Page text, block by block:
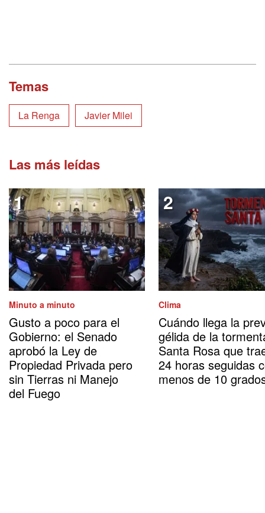
Temas
La Renga Javier Milei
Las más leídas
Minuto a minuto
Gusto a poco para el
Gobierno: el Senado
aprobó la Ley de
Propiedad Privada pero
sin Tierras ni Manejo
del Fuego
Clima
Cuándo llega la
gélida de la
Santa Rosa que
24 horas seguidas
menos de 10